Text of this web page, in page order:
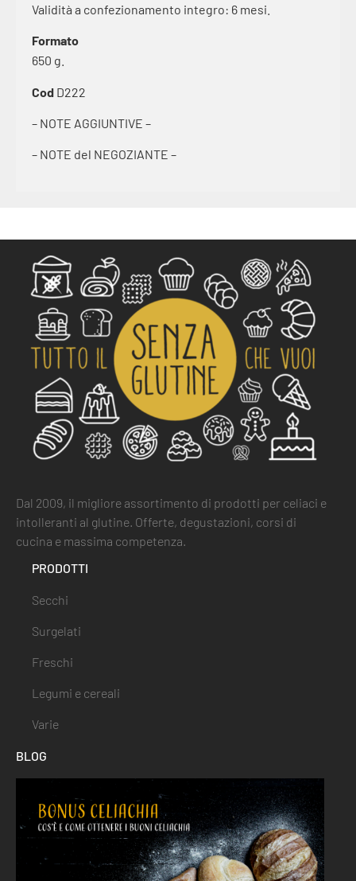
Validità a confezionamento integro: 6 mesi.
Formato
650 g.
Cod D222
– NOTE AGGIUNTIVE –
– NOTE del NEGOZIANTE –
Dal 2009, il migliore assortimento di prodotti per celiaci e
intolleranti al glutine. Offerte, degustazioni, corsi di
cucina e massima competenza.
PRODOTTI
Secchi
Surgelati
Freschi
Legumi e cereali
Varie
BLOG